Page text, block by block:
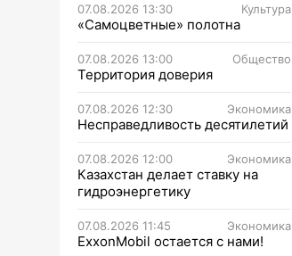
07.08.2026 13:30 Культура
«Самоцветные» полотна
07.08.2026 13:00 Общество
Территория доверия
07.08.2026 12:30 Экономика
Несправедливость десятилетий
07.08.2026 12:00 Экономика
Казахстан делает ставку на
гидроэнергетику
07.08.2026 11:45 Экономика
ExxonMobil остается с нами!